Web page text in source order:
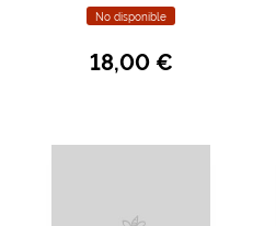
No disponible
18,00 €